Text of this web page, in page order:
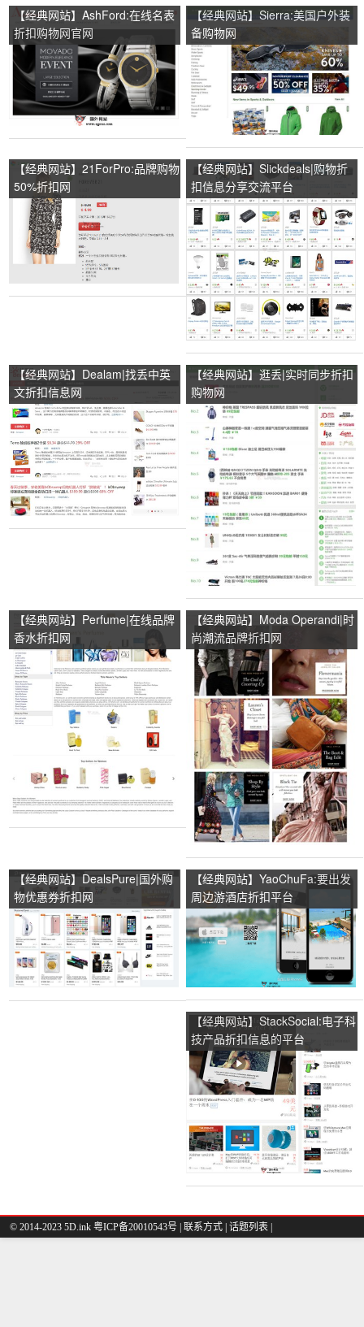
【经典网站】AshFord:在线名表
折扣购物网官网
【经典网站】Sierra:美国户外装
备购物网
【经典网站】21ForPro:品牌购物
50%折扣网
【经典网站】Slickdeals|购物折
扣信息分享交流平台
【经典网站】Dealam|找丢中英
文折扣信息网
【经典网站】逛丢|实时同步折扣
购物网
【经典网站】Perfume|在线品牌
香水折扣网
【经典网站】Moda Operandi|时
尚潮流品牌折扣网
【经典网站】DealsPure|国外购
物优惠券折扣网
【经典网站】YaoChuFa:要出发
周边游酒店折扣平台
【经典网站】StackSocial:电子科
技产品折扣信息的平台
© 2014-2023 5D.ink 粤ICP备20010543号 联系方式 话题列表